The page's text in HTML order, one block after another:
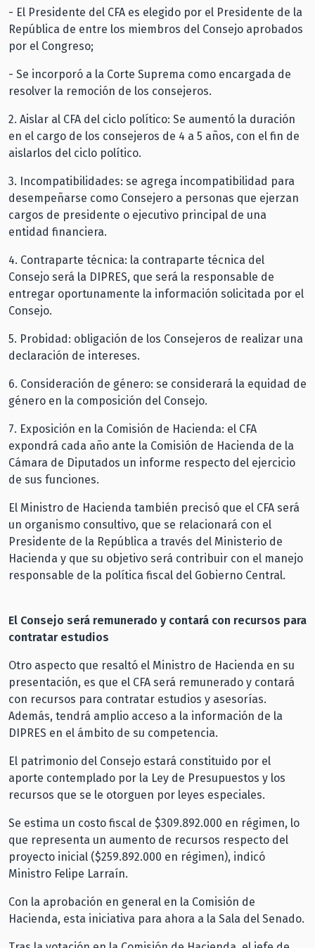
- El Presidente del CFA es elegido por el Presidente de la
República de entre los miembros del Consejo aprobados
por el Congreso;
- Se incorporó a la Corte Suprema como encargada de
resolver la remoción de los consejeros.
2. Aislar al CFA del ciclo político: Se aumentó la duración
en el cargo de los consejeros de 4 a 5 años, con el fin de
aislarlos del ciclo político.
3. Incompatibilidades: se agrega incompatibilidad para
desempeñarse como Consejero a personas que ejerzan
cargos de presidente o ejecutivo principal de una
entidad financiera.
4. Contraparte técnica: la contraparte técnica del
Consejo será la DIPRES, que será la responsable de
entregar oportunamente la información solicitada por el
Consejo.
5. Probidad: obligación de los Consejeros de realizar una
declaración de intereses.
6. Consideración de género: se considerará la equidad de
género en la composición del Consejo.
7. Exposición en la Comisión de Hacienda: el CFA
expondrá cada año ante la Comisión de Hacienda de la
Cámara de Diputados un informe respecto del ejercicio
de sus funciones.
El Ministro de Hacienda también precisó que el CFA será
un organismo consultivo, que se relacionará con el
Presidente de la República a través del Ministerio de
Hacienda y que su objetivo será contribuir con el manejo
responsable de la política fiscal del Gobierno Central.
El Consejo será remunerado y contará con recursos para
contratar estudios
Otro aspecto que resaltó el Ministro de Hacienda en su
presentación, es que el CFA será remunerado y contará
con recursos para contratar estudios y asesorías.
Además, tendrá amplio acceso a la información de la
DIPRES en el ámbito de su competencia.
El patrimonio del Consejo estará constituido por el
aporte contemplado por la Ley de Presupuestos y los
recursos que se le otorguen por leyes especiales.
Se estima un costo fiscal de $309.892.000 en régimen, lo
que representa un aumento de recursos respecto del
proyecto inicial ($259.892.000 en régimen), indicó
Ministro Felipe Larraín.
Con la aprobación en general en la Comisión de
Hacienda, esta iniciativa para ahora a la Sala del Senado.